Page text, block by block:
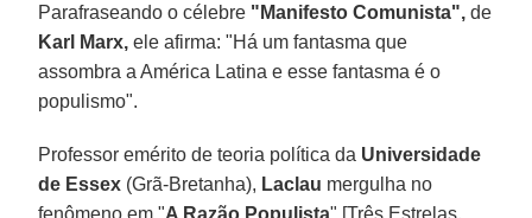
Parafraseando o célebre "Manifesto Comunista", de
Karl Marx, ele afirma: "Há um fantasma que
assombra a América Latina e esse fantasma é o
populismo".
Professor emérito de teoria política da Universidade
de Essex (Grã-Bretanha), Laclau mergulha no
fenômeno em "A Razão Populista" [Três Estrelas,